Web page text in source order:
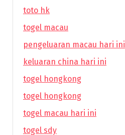
toto hk
togel macau
pengeluaran macau hari ini
keluaran china hari ini
togel hongkong
togel hongkong
togel macau hari ini
togel sdy